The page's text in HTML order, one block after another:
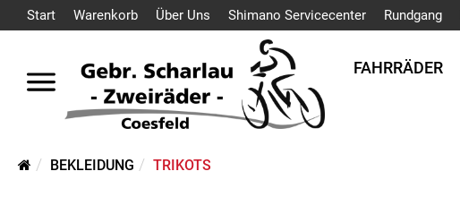
Start Warenkorb Über Uns Shimano Servicecenter Rundgang
FAHRRÄDER
BEKLEIDUNG TRIKOTS